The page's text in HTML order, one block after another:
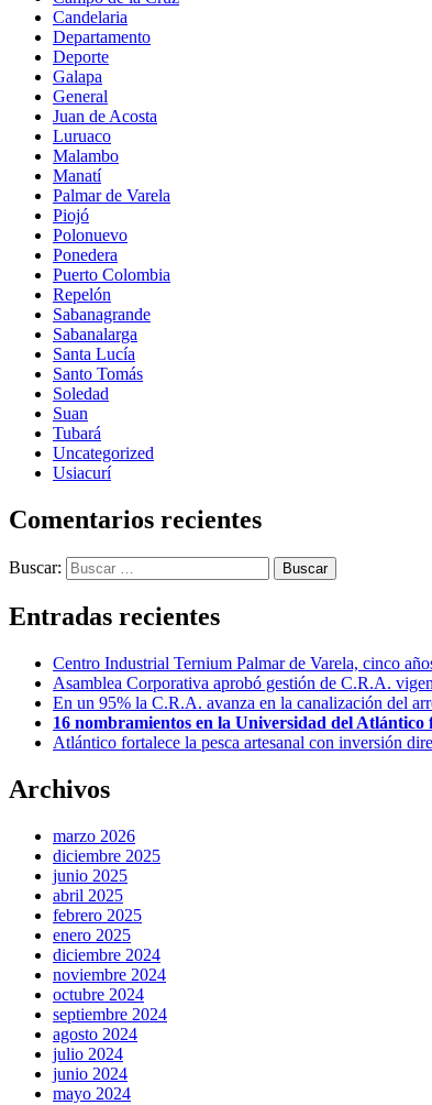
Candelaria
Departamento
Deporte
Galapa
General
Juan de Acosta
Luruaco
Malambo
Manatí
Palmar de Varela
Piojó
Polonuevo
Ponedera
Puerto Colombia
Repelón
Sabanagrande
Sabanalarga
Santa Lucía
Santo Tomás
Soledad
Suan
Tubará
Uncategorized
Usiacurí
Comentarios recientes
Buscar:
Entradas recientes
Centro Industrial Ternium Palmar de Varela, cinco
Asamblea Corporativa aprobó gestión de C.R.A.
En un 95% la C.R.A. avanza en la canalización del
16 nombramientos en la Universidad del
Atlántico fortalece la pesca artesanal con inversión
Archivos
marzo 2026
diciembre 2025
junio 2025
abril 2025
febrero 2025
enero 2025
diciembre 2024
noviembre 2024
octubre 2024
septiembre 2024
agosto 2024
julio 2024
junio 2024
mayo 2024